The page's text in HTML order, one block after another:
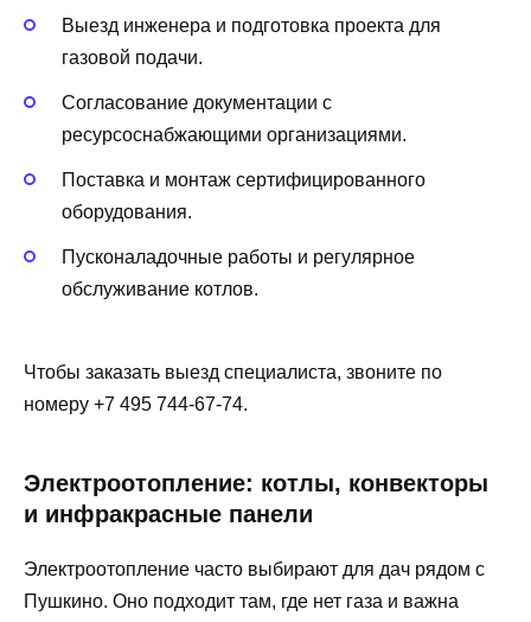
Выезд инженера и подготовка проекта для
газовой подачи.
Согласование документации с
ресурсоснабжающими организациями.
Поставка и монтаж сертифицированного
оборудования.
Пусконаладочные работы и регулярное
обслуживание котлов.
Чтобы заказать выезд специалиста, звоните по
номеру +7 495 744-67-74.
Электроотопление: котлы, конвекторы
и инфракрасные панели
Электроотопление часто выбирают для дач рядом с
Пушкино. Оно подходит там, где нет газа и важна